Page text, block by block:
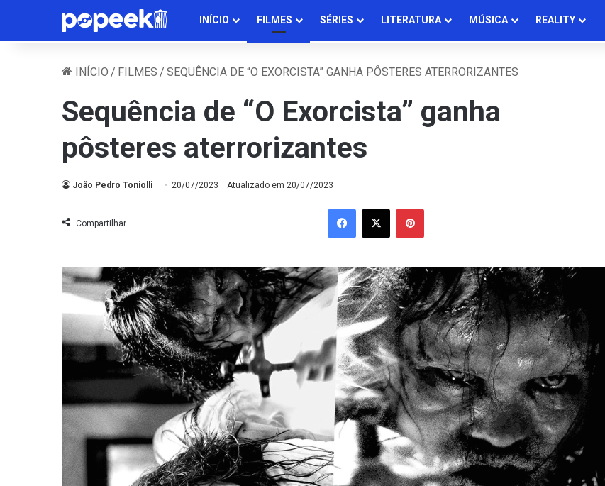
INÍCIO FILMES SÉRIES LITERATURA MÚSICA REALITY
INÍCIO / FILMES / SEQUÊNCIA DE “O EXORCISTA” GANHA PÔSTERES ATERRORIZANTES
Sequência de “O Exorcista” ganha
pôsteres aterrorizantes
João Pedro Toniolli 20/07/2023 Atualizado em 20/07/2023
Compartilhar
Facebook
X Pinterest